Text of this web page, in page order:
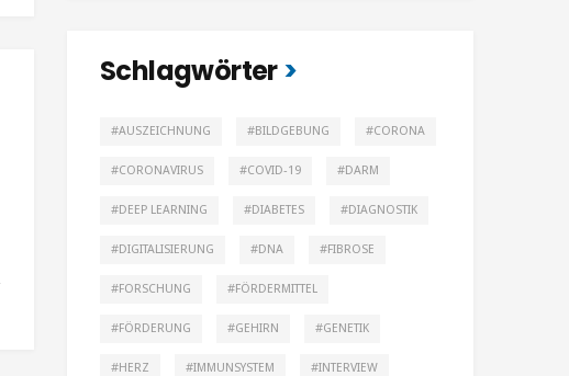
Schlagwörter
AUSZEICHNUNG BILDGEBUNG CORONA
CORONAVIRUS COVID-19 DARM
DEEP LEARNING DIABETES DIAGNOSTIK
DIGITALISIERUNG DNA FIBROSE
FORSCHUNG FÖRDERMITTEL
FÖRDERUNG GEHIRN GENETIK
HERZ IMMUNSYSTEM INTERVIEW